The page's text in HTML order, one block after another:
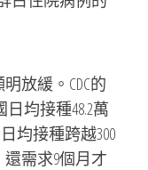
放緩。CDC的
日均接種48.2萬
均接種跨越300
需求9個月才